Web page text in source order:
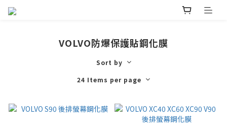
VOLVO防爆保護貼鋼化膜
Sort by
24 Items per page